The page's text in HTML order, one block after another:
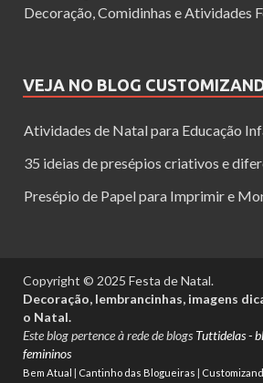
Decoração, Comidinhas e Atividades
VEJA NO BLOG
Atividades de Natal para Educação
35 ideias de presépios criativos e
Presépio de Papel para Imprimir e
Copyright © 2025 Festa de Natal.
Decoração, lembrancinhas, imagens
o Natal.
Este blog pertence à rede de blogs Tuttidelas -
femininos
Bem Atual | Cantinho das Blogueiras |